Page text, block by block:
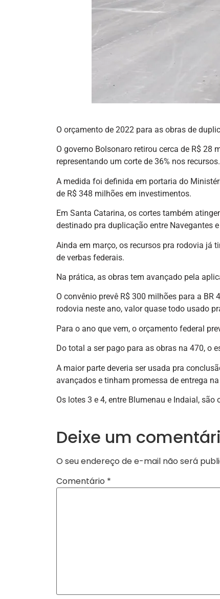
O orçamento de 2022 para as obras de
O governo Bolsonaro retirou cerca de R$ 28
representando um corte de 36% nos recursos.
A medida foi definida em portaria do
de R$ 348 milhões em investimentos.
Em Santa Catarina, os cortes também
destinado pra duplicação entre Navegantes
Ainda em março, os recursos pra rodovia já
de verbas federais.
Na prática, as obras tem avançado pela
O convênio prevê R$ 300 milhões para a
rodovia neste ano, valor quase todo usado
Para o ano que vem, o orçamento federal
Do total a ser pago para as obras na 470, o
A maior parte deveria ser usada pra
avançados e tinham promessa de entrega
Os lotes 3 e 4, entre Blumenau e Indaial,
Deixe um
O seu endereço de e-mail não será
Comentário *